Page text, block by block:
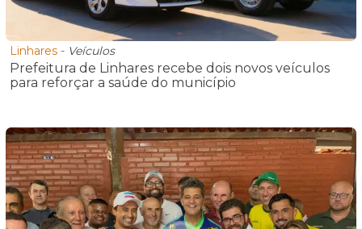
Linhares - Veículos
Prefeitura de Linhares recebe dois novos veículos
para reforçar a saúde do município